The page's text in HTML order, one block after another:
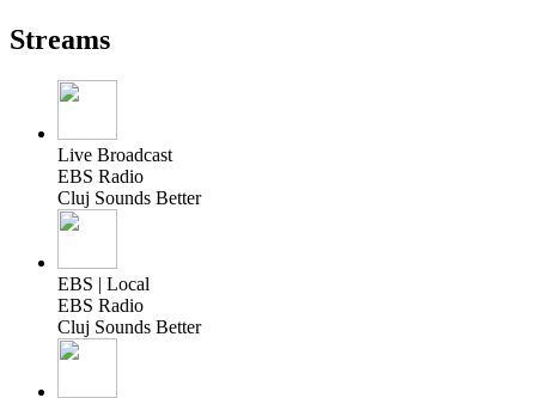
Streams
Live Broadcast
EBS Radio
Cluj Sounds Better
EBS | Local
EBS Radio
Cluj Sounds Better